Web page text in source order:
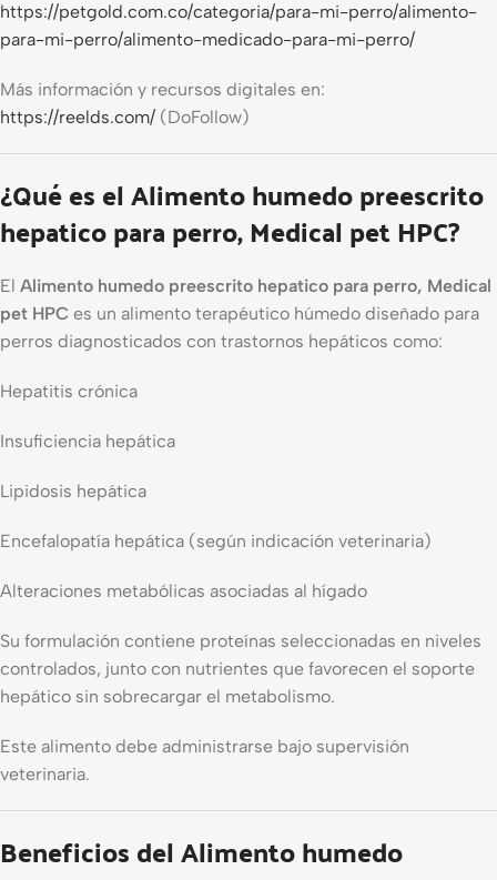
https://petgold.com.co/categoria/para-mi-perro/alimento-
para-mi-perro/alimento-medicado-para-mi-perro/
Más información y recursos digitales en:
https://reelds.com/ (DoFollow)
¿Qué es el Alimento humedo preescrito
hepatico para perro, Medical pet HPC?
El Alimento humedo preescrito hepatico para perro, Medical
pet HPC es un alimento terapéutico húmedo diseñado para
perros diagnosticados con trastornos hepáticos como:
Hepatitis crónica
Insuficiencia hepática
Lipidosis hepática
Encefalopatía hepática (según indicación veterinaria)
Alteraciones metabólicas asociadas al hígado
Su formulación contiene proteínas seleccionadas en niveles
controlados, junto con nutrientes que favorecen el soporte
hepático sin sobrecargar el metabolismo.
Este alimento debe administrarse bajo supervisión
veterinaria.
Beneficios del Alimento humedo